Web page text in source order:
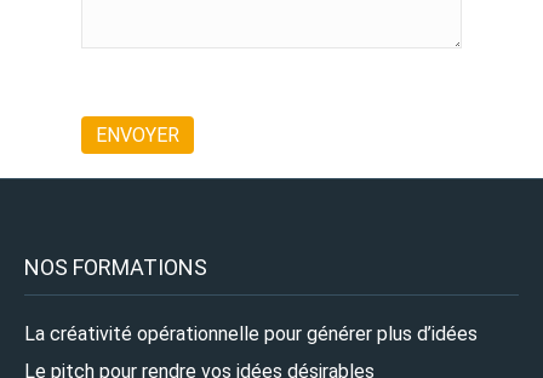
NOS FORMATIONS
La créativité opérationnelle pour générer plus d’idées
Le pitch pour rendre vos idées désirables